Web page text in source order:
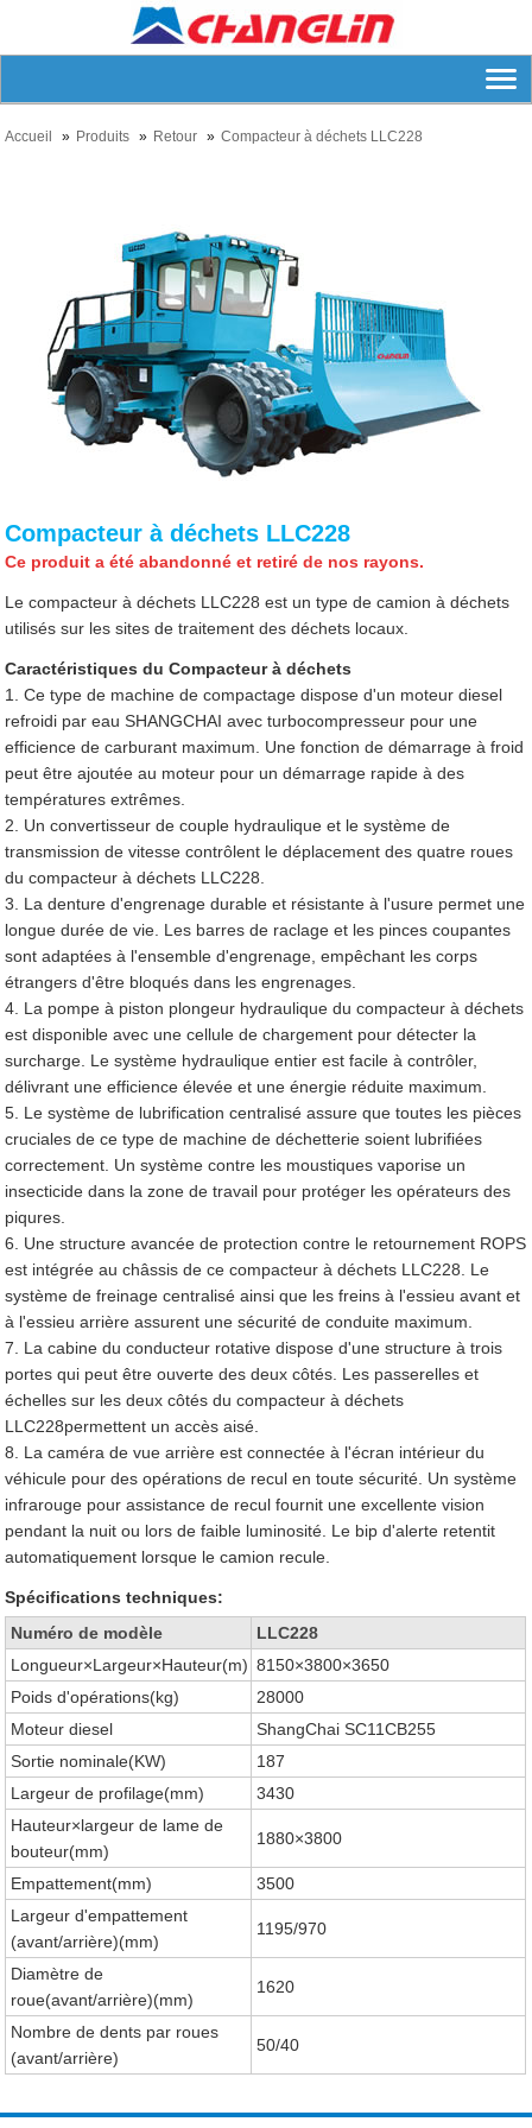
Accueil Produits Retour Compacteur à déchets LLC228
Compacteur à déchets LLC228
Ce produit a été abandonné et retiré de nos rayons.
Le compacteur à déchets LLC228 est un type de camion à déchets
utilisés sur les sites de traitement des déchets locaux.
Caractéristiques du Compacteur à déchets
1. Ce type de machine de compactage dispose d'un moteur diesel
refroidi par eau SHANGCHAI avec turbocompresseur pour une
efficience de carburant maximum. Une fonction de démarrage à froid
peut être ajoutée au moteur pour un démarrage rapide à des
températures extrêmes.
2. Un convertisseur de couple hydraulique et le système de
transmission de vitesse contrôlent le déplacement des quatre roues
du compacteur à déchets LLC228.
3. La denture d'engrenage durable et résistante à l'usure permet une
longue durée de vie. Les barres de raclage et les pinces coupantes
sont adaptées à l'ensemble d'engrenage, empêchant les corps
étrangers d'être bloqués dans les engrenages.
4. La pompe à piston plongeur hydraulique du compacteur à déchets
est disponible avec une cellule de chargement pour détecter la
surcharge. Le système hydraulique entier est facile à contrôler,
délivrant une efficience élevée et une énergie réduite maximum.
5. Le système de lubrification centralisé assure que toutes les pièces
cruciales de ce type de machine de déchetterie soient lubrifiées
correctement. Un système contre les moustiques vaporise un
insecticide dans la zone de travail pour protéger les opérateurs des
piqures.
6. Une structure avancée de protection contre le retournement ROPS
est intégrée au châssis de ce compacteur à déchets LLC228. Le
système de freinage centralisé ainsi que les freins à l'essieu avant et
à l'essieu arrière assurent une sécurité de conduite maximum.
7. La cabine du conducteur rotative dispose d'une structure à trois
portes qui peut être ouverte des deux côtés. Les passerelles et
échelles sur les deux côtés du compacteur à déchets
LLC228permettent un accès aisé.
8. La caméra de vue arrière est connectée à l'écran intérieur du
véhicule pour des opérations de recul en toute sécurité. Un système
infrarouge pour assistance de recul fournit une excellente vision
pendant la nuit ou lors de faible luminosité. Le bip d'alerte retentit
automatiquement lorsque le camion recule.
Spécifications techniques:
Numéro de modèle
LLC228
Longueur×Largeur×Hauteur(m) 8150×3800×3650
Poids d'opérations(kg)
28000
Moteur diesel
ShangChai SC11CB255
Sortie nominale(KW)
187
Largeur de profilage(mm)
3430
Hauteur×largeur de lame de
bouteur(mm)
1880×3800
Empattement(mm)
3500
Largeur d'empattement
(avant/arrière)(mm)
1195/970
Diamètre de
roue(avant/arrière)(mm)
1620
Nombre de dents par roues
(avant/arrière)
50/40